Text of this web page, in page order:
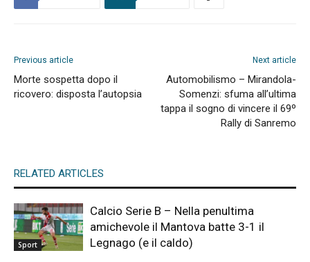
Previous article
Morte sospetta dopo il
ricovero: disposta l’autopsia
Next article
Automobilismo – Mirandola-
Somenzi: sfuma all’ultima
tappa il sogno di vincere il 69º
Rally di Sanremo
RELATED ARTICLES
Sport
Calcio Serie B – Nella penultima
amichevole il Mantova batte 3-1 il
Legnago (e il caldo)